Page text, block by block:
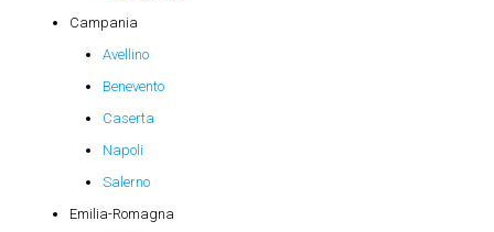
Campania
Avellino
Benevento
Caserta
Napoli
Salerno
Emilia-Romagna